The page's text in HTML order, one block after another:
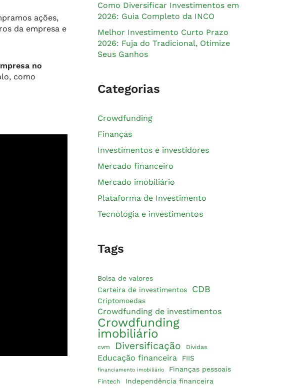
ações,
da empresa e
no
como
Como Diversificar Investimentos em
2026: Guia Completo da INCO
Melhor Investimento Curto Prazo
2026: Fuja do Tradicional, Otimize
Seus Ganhos
Categorias
Crowdfunding
Finanças
Investimentos e investidores
Mercado financeiro
Mercado imobiliário
Plataforma de Investimento
Tecnologia e investimentos
Tags
Bolsa de valores
Carteira de investimentos
CDB
Criptomoedas
Crowdfunding de investimentos
Crowdfunding
imobiliário
cvm Diversificação Dívidas
Educação financeira FIIS
financiamento imobiliário Finanças pessoais
Fintech
Independência financeira